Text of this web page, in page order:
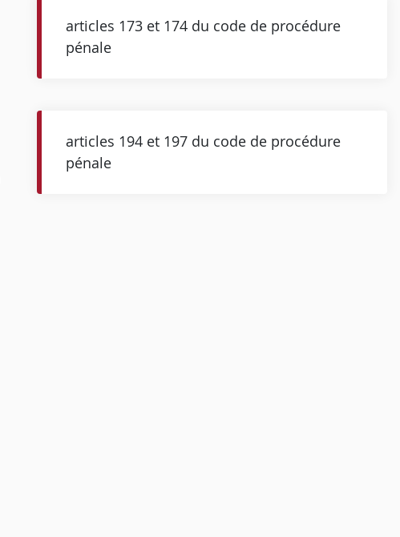
articles 173 et 174 du code de procédure
pénale
articles 194 et 197 du code de procédure
pénale